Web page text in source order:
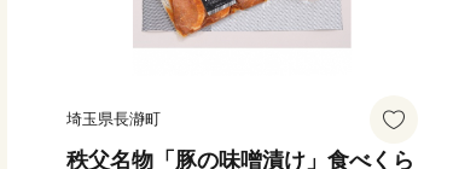
埼玉県長瀞町
秩父名物「豚の味噌漬け」食べくら